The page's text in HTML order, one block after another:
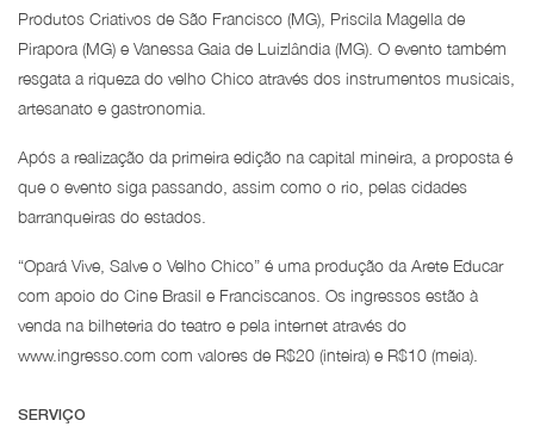
Produtos Criativos de São Francisco (MG), Priscila Magella de
Pirapora (MG) e Vanessa Gaia de Luizlândia (MG). O evento também
resgata a riqueza do velho Chico através dos instrumentos musicais,
artesanato e gastronomia.
Após a realização da primeira edição na capital mineira, a proposta é
que o evento siga passando, assim como o rio, pelas cidades
barranqueiras do estados.
“Opará Vive, Salve o Velho Chico” é uma produção da Arete Educar
com apoio do Cine Brasil e Franciscanos. Os ingressos estão à
venda na bilheteria do teatro e pela internet através do
www.ingresso.com com valores de R$20 (inteira) e R$10 (meia).
SERVIÇO